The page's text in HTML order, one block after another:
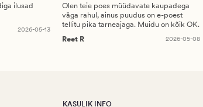
ilusad
2026-05-13
Olen teie poes müüdavate kaupadega
väga rahul, ainus puudus on e-poest
tellitu pika tarneajaga. Muidu on kõik OK.
Reet R
2026-05-08
KASULIK INFO